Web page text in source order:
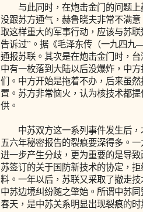
与此同时，在炮击金门的问题上
没跟苏方通气，赫鲁晓夫非常不满
取这样重大的军事行动，应该与苏
告诉过”。据《毛泽东传（一九四
通报苏联。其次是在炮击金门时，
中有一枚落到大陆以后没爆炸，中
们。中方开始是拖着不办，后来虽
置。苏方非常恼火，认为核技术都
供。
中苏双方这一系列事件发生后，
五六年秘密报告的裂痕要深得多。
进一步产生分歧，更为重要的是导
苏签订的关于国防新技术的协定，
料。一年以后，苏联又采取了撤走
中苏边境纠纷随之肇始。所谓中苏
春天，是中苏关系明显出现裂痕的时